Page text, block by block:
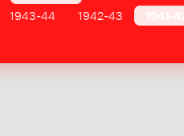
1943-44 1942-43